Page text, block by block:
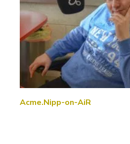
Acme.Nipp-on-AiR